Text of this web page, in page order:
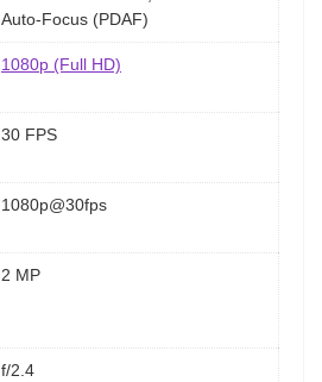
Auto-Focus (PDAF)
1080p (Full HD)
30 FPS
1080p@30fps
2 MP
f/2.4